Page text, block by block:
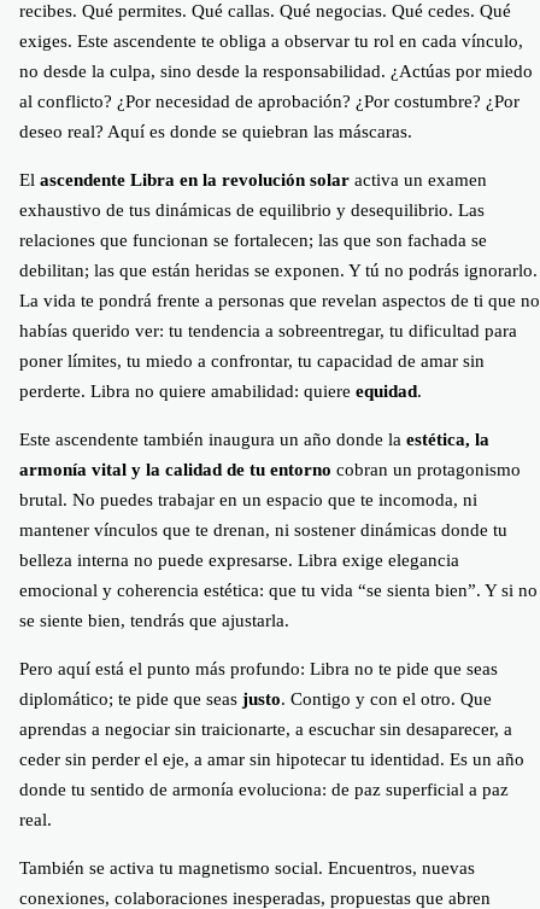
recibes. Qué permites. Qué callas. Qué negocias. Qué cedes. Qué
exiges. Este ascendente te obliga a observar tu rol en cada vínculo,
no desde la culpa, sino desde la responsabilidad. ¿Actúas por miedo
al conflicto? ¿Por necesidad de aprobación? ¿Por costumbre? ¿Por
deseo real? Aquí es donde se quiebran las máscaras.
El ascendente Libra en la revolución solar activa un examen
exhaustivo de tus dinámicas de equilibrio y desequilibrio. Las
relaciones que funcionan se fortalecen; las que son fachada se
debilitan; las que están heridas se exponen. Y tú no podrás ignorarlo.
La vida te pondrá frente a personas que revelan aspectos de ti que no
habías querido ver: tu tendencia a sobreentregar, tu dificultad para
poner límites, tu miedo a confrontar, tu capacidad de amar sin
perderte. Libra no quiere amabilidad: quiere equidad.
Este ascendente también inaugura un año donde la estética, la
armonía vital y la calidad de tu entorno cobran un protagonismo
brutal. No puedes trabajar en un espacio que te incomoda, ni
mantener vínculos que te drenan, ni sostener dinámicas donde tu
belleza interna no puede expresarse. Libra exige elegancia
emocional y coherencia estética: que tu vida “se sienta bien”. Y si no
se siente bien, tendrás que ajustarla.
Pero aquí está el punto más profundo: Libra no te pide que seas
diplomático; te pide que seas justo. Contigo y con el otro. Que
aprendas a negociar sin traicionarte, a escuchar sin desaparecer, a
ceder sin perder el eje, a amar sin hipotecar tu identidad. Es un año
donde tu sentido de armonía evoluciona: de paz superficial a paz
real.
También se activa tu magnetismo social. Encuentros, nuevas
conexiones, colaboraciones inesperadas, propuestas que abren